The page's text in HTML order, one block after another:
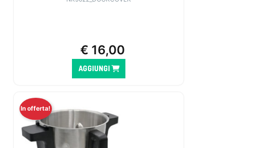
€ 16,00
AGGIUNGI
In offerta!